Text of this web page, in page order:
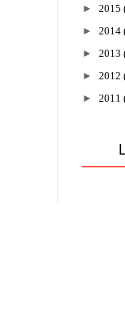
► 2015
► 2014
► 2013
► 2012
► 2011